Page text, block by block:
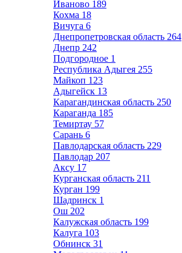
Иваново 189
Кохма 18
Вичуга 6
Днепропетровская область 264
Днепр 242
Подгородное 1
Республика Адыгея 255
Майкоп 123
Адыгейск 13
Карагандинская область 250
Караганда 185
Темиртау 57
Сарань 6
Павлодарская область 229
Павлодар 207
Аксу 17
Курганская область 211
Курган 199
Шадринск 1
Ош 202
Калужская область 199
Калуга 103
Обнинск 31